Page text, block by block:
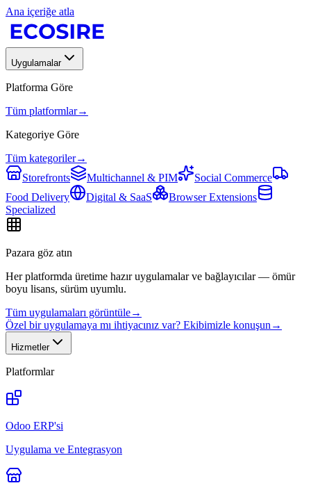
Ana içeriğe atla
Uygulamalar
Platforma Göre
Tüm platformlar→
Kategoriye Göre
Tüm kategoriler→
Storefronts
Multichannel & PIM
Social Commerce
Food Delivery
Digital & SaaS
Browser Extensions
Specialized
Pazara göz atın
Her platformda üretime hazır uygulamalar ve bağlayıcılar — ömür
boyu lisans, sürüm uyumlu.
Tüm uygulamaları görüntüle→
Özel bir uygulamaya mı ihtiyacınız var? Ekibimizle konuşun →
Hizmetler
Platformlar
Odoo ERP'si
Uygulama ve Entegrasyon